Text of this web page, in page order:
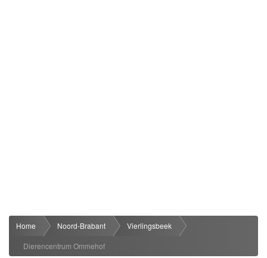
Home Noord-Brabant
Vierlingsbeek
Dierencentrum Ommehof